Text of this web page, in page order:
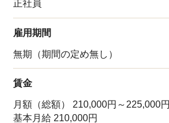
正社員
雇用期間
無期（期間の定め無し）
賃金
月額（総額） 210,000円～225,000円
基本月給 210,000円